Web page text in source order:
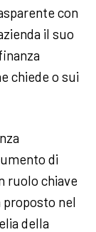
con
il suo
chiede o sui
di
ruolo chiave
proposto nel
della